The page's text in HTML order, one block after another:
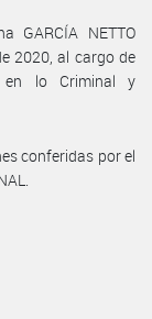
GARCÍA NETTO
2020, al cargo de
en lo Criminal y
conferidas por el